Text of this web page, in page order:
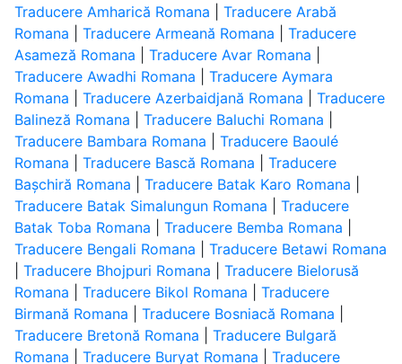
Traducere Amharică Romana
Traducere Arabă
Romana
Traducere Armeană Romana
Traducere
Asameză Romana
Traducere Avar Romana
Traducere Awadhi Romana
Traducere Aymara
Romana
Traducere Azerbaidjană Romana
Traducere
Balineză Romana
Traducere Baluchi Romana
Traducere Bambara Romana
Traducere Baoulé
Romana
Traducere Bască Romana
Traducere
Bașchiră Romana
Traducere Batak Karo Romana
Traducere Batak Simalungun Romana
Traducere
Batak Toba Romana
Traducere Bemba Romana
Traducere Bengali Romana
Traducere Betawi Romana
Traducere Bhojpuri Romana
Traducere Bielorusă
Romana
Traducere Bikol Romana
Traducere
Birmană Romana
Traducere Bosniacă Romana
Traducere Bretonă Romana
Traducere Bulgară
Romana
Traducere Buryat Romana Traducere